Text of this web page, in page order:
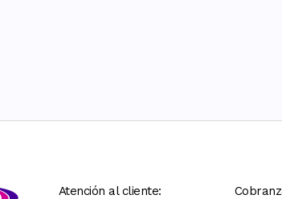
Atención al cliente: